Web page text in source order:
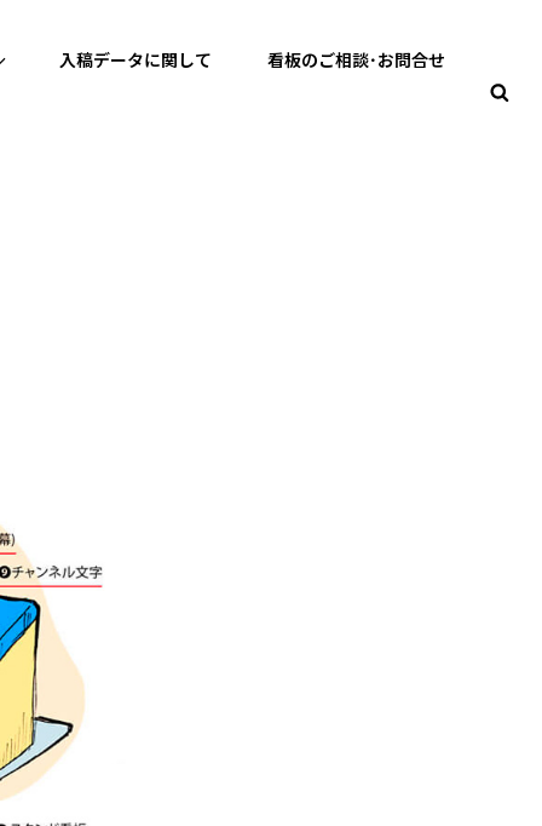
入稿データに関して 看板のご相談･お問合せ
検